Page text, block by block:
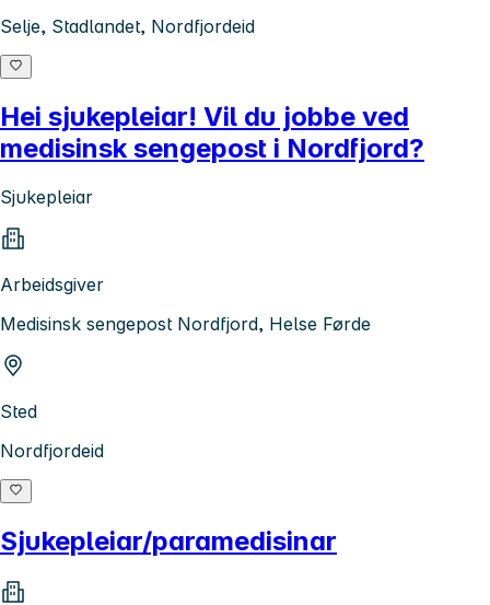
Selje, Stadlandet, Nordfjordeid
Hei sjukepleiar! Vil du jobbe ved
medisinsk sengepost i Nordfjord?
Sjukepleiar
Arbeidsgiver
Medisinsk sengepost Nordfjord, Helse Førde
Sted
Nordfjordeid
Sjukepleiar/paramedisinar